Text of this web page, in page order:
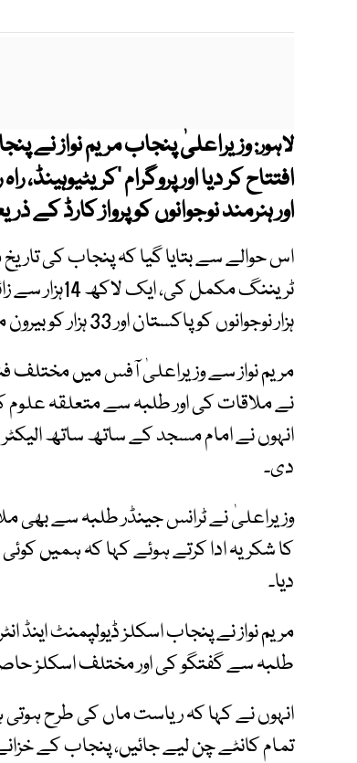
لاہور:وزیراعلیٰ پنجاب مریم نواز نے
افتتاح کر دیا اور پروگرام ‘کریٹیوہینڈ،
اور ہنرمند نوجوانوں کو پرواز کارڈ کے ذریعے 3 لاکھ روپے تک بلاسود دینے کا
اس حوالے سے بتایا گیا کہ پنجاب کی
ہزار نوجوانوں کو پاکستان اور 33 ہزار کو بیرون ملک روزگار مل گیا ہے۔
نے ملاقات کی اور طلبہ سے متعلقہ علوم
انہوں نے امام مسجد کے ساتھ ساتھ
دی۔
وزیراعلیٰ نے ٹرانس جینڈر طلبہ سے بھی
کا شکریہ ادا کرتے ہوئے کہا کہ ہمیں
دیا۔
مریم نواز نے پنجاب اسکلز ڈیولپمنٹ اینڈ
طلبہ سے گفتگو کی اور مختلف اسکلز
انہوں نے کہا کہ ریاست ماں کی طرح ہوتی
تمام کانٹے چن لیے جائیں، پنجاب کے